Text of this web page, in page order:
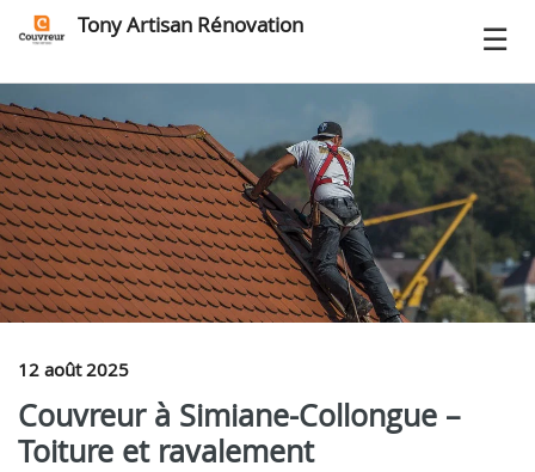
Tony Artisan Rénovation
12 août 2025
Couvreur à Simiane-Collongue –
Toiture et ravalement